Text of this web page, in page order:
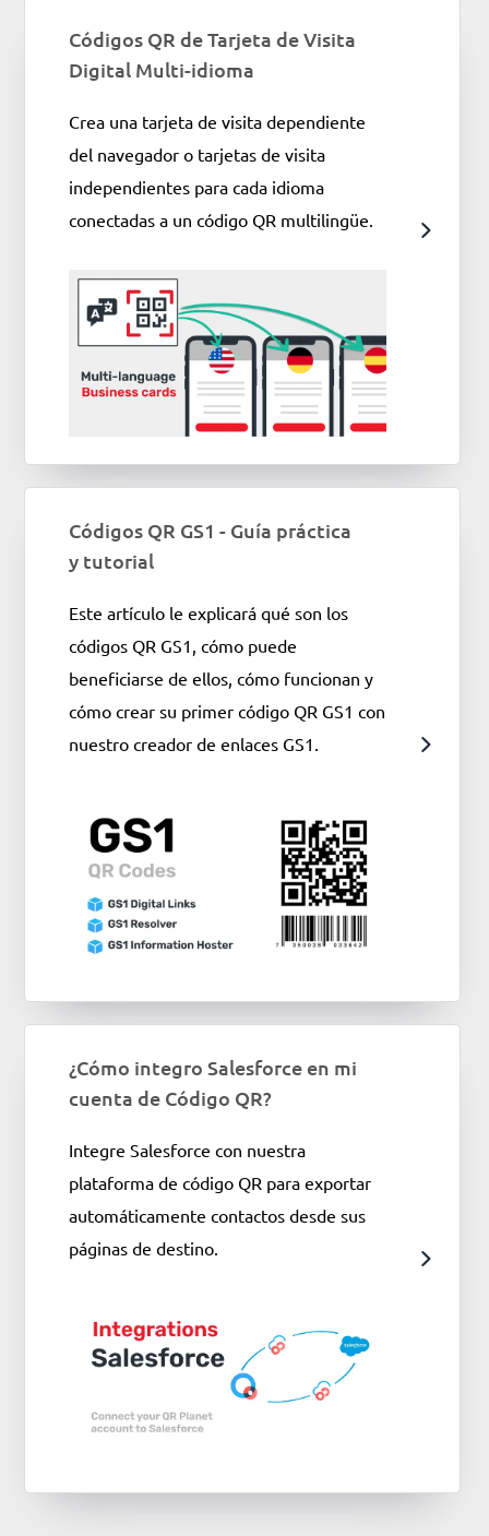
Códigos QR de Tarjeta de Visita
Digital Multi-idioma
Crea una tarjeta de visita dependiente
del navegador o tarjetas de visita
independientes para cada idioma
conectadas a un código QR multilingüe.
Códigos QR GS1 - Guía práctica
y tutorial
Este artículo le explicará qué son los
códigos QR GS1, cómo puede
beneficiarse de ellos, cómo funcionan y
cómo crear su primer código QR GS1 con
nuestro creador de enlaces GS1.
¿Cómo integro Salesforce en mi
cuenta de Código QR?
Integre Salesforce con nuestra
plataforma de código QR para exportar
automáticamente contactos desde sus
páginas de destino.